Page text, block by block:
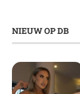
NIEUW OP DB